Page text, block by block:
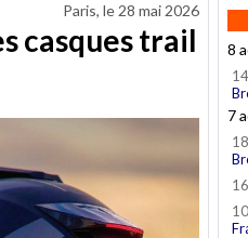
Paris, le 28 mai 2026
casques trail
8
7